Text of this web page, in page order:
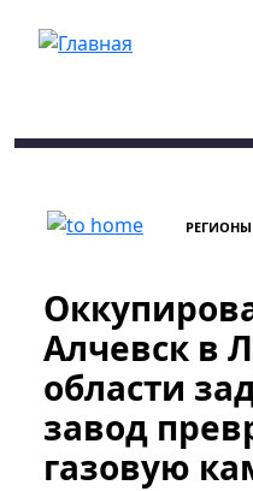
РЕГИОНЫ
Алчевск в
области
завод
газовую